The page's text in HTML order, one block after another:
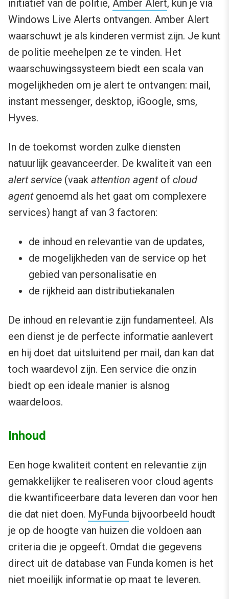
initiatief van de politie, Amber Alert, kun je via
Windows Live Alerts ontvangen. Amber Alert
waarschuwt je als kinderen vermist zijn. Je kunt
de politie meehelpen ze te vinden. Het
waarschuwingssysteem biedt een scala van
mogelijkheden om je alert te ontvangen: mail,
instant messenger, desktop, iGoogle, sms,
Hyves.
In de toekomst worden zulke diensten
natuurlijk geavanceerder. De kwaliteit van een
alert service (vaak attention agentof cloud
agentgenoemd als het gaat om complexere
services) hangt af van 3 factoren:
de inhoud en relevantie van de updates,
de mogelijkheden van de service op het
gebied van personalisatie en
de rijkheid aan distributiekanalen
De inhoud en relevantie zijn fundamenteel. Als
een dienst je de perfecte informatie aanlevert
en hij doet dat uitsluitend per mail, dan kan dat
toch waardevol zijn. Een service die onzin
biedt op een ideale manier is alsnog
waardeloos.
Inhoud
Een hoge kwaliteit content en relevantie zijn
gemakkelijker te realiseren voor cloud agents
die kwantificeerbare data leveren dan voor hen
die dat niet doen. MyFunda bijvoorbeeld houdt
je op de hoogte van huizen die voldoen aan
criteria die je opgeeft. Omdat die gegevens
direct uit de database van Funda komen is het
niet moeilijk informatie op maat te leveren.